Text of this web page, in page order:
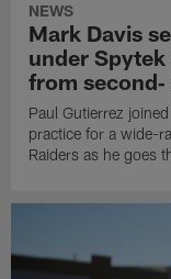
NEWS
Mark Davis
under
from
Paul Gutierrez
practice for a wide-
Raiders as he goes